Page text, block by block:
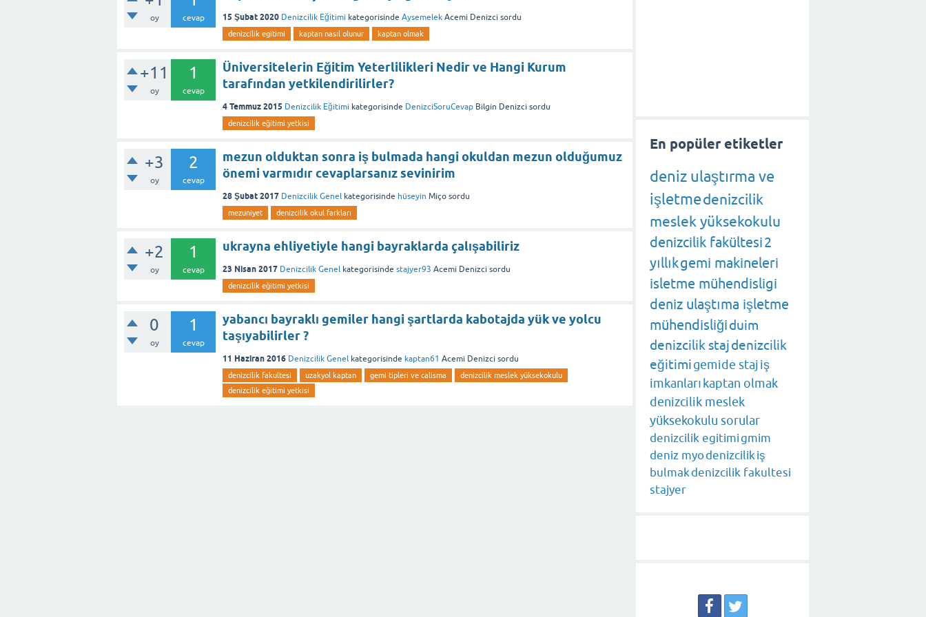
oy cevap 15 Şubat 2020 Denizcilik Eğitimi kategorisinde Aysemelek Acemi Denizci sordu
denizcilik egitimi kaptan nasıl olunur kaptan olmak
+11
oy
1
cevap
Üniversitelerin Eğitim Yeterlilikleri Nedir ve Hangi Kurum
tarafından yetkilendirilirler?
4 Temmuz 2015 Denizcilik Eğitimi kategorisinde DenizciSoruCevap Bilgin Denizci sordu
denizcilik eğitimi yetkisi
+3
oy
2
cevap
mezun olduktan sonra iş bulmada hangi okuldan mezun olduğumuz
önemi varmıdır cevaplarsanız sevinirim
28 Şubat 2017 Denizcilik Genel kategorisinde hüseyin Miço sordu
mezuniyet denizcilik okul farkları
+2
oy
1
cevap
ukrayna ehliyetiyle hangi bayraklarda çalışabiliriz
23 Nisan 2017 Denizcilik Genel kategorisinde stajyer93 Acemi Denizci sordu
denizcilik eğitimi yetkisi
0
oy
1
cevap
yabancı bayraklı gemiler hangi şartlarda kabotajda yük ve yolcu
taşıyabilirler ?
11 Haziran 2016 Denizcilik Genel kategorisinde kaptan61 Acemi Denizci sordu
denizcilik fakultesi uzakyol kaptan gemi tipleri ve calisma
denizcilik meslek yüksekokulu
denizcilik eğitimi yetkisi
En popüler etiketler
deniz ulaştırma ve
işletmedenizcilik
meslek yüksekokulu
denizcilik fakültesi2
yıllıkgemi makineleri
isletme mühendisligi
deniz ulaştıma işletme
mühendisliğiduim
denizcilik stajdenizcilik
eğitimigemide stajiş
imkanlarıkaptan olmak
denizcilik meslek
yüksekokulu sorular
denizcilik egitimigmim
deniz myodenizcilikiş
bulmakdenizcilik fakultesi
stajyer